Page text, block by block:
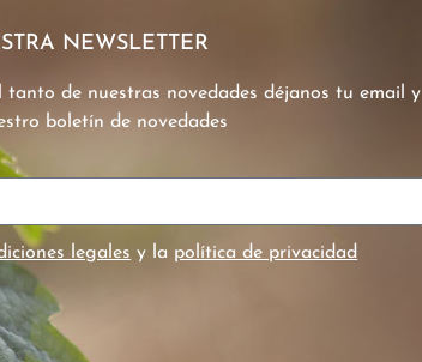
NEWSLETTER
tanto de nuestras novedades déjanos tu email y
boletín de novedades
legales y la política de privacidad